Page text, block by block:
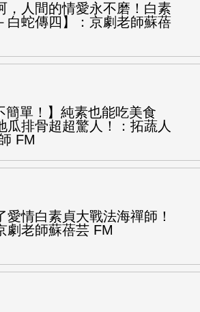
，人間的情愛永不磨！白素
白蛇傳四】：京劇老師蘇蓓
簡單！】純素也能吃美食
瓜排骨超超驚人！：拓蔬人
FM
愛情白素貞大戰法海禪師！
劇老師蘇蓓芸 FM